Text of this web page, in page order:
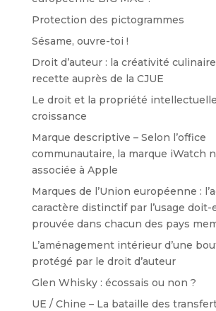
Protection des pictogrammes
Sésame, ouvre-toi !
Droit d’auteur : la créativité
recette auprès de la CJUE
Le droit et la propriété
croissance
Marque descriptive – Selon l’office
communautaire, la marque iWatch
associée à Apple
Marques de l’Union européenne :
caractère distinctif par l’usage doit-
prouvée dans chacun des pays
L’aménagement intérieur d’une
protégé par le droit d’auteur
Glen Whisky : écossais ou non ?
UE / Chine – La bataille des